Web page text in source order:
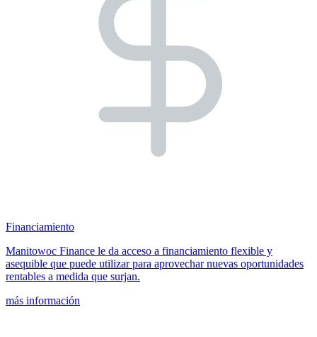
Financiamiento
Manitowoc Finance le da acceso a financiamiento flexible y
asequible que puede utilizar para aprovechar nuevas oportunidades
rentables a medida que surjan.
más información